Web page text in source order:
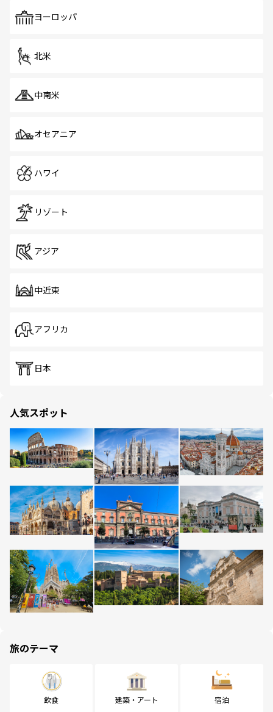
で、ホーカーズは地元の風情を楽しめる外せないスポット
ヨーロッパ
北米
中南米
オセアニア
ハワイ
リゾート
アジア
中近東
アフリカ
日本
人気スポット
旅のテーマ
飲食 建築・アート 宿泊